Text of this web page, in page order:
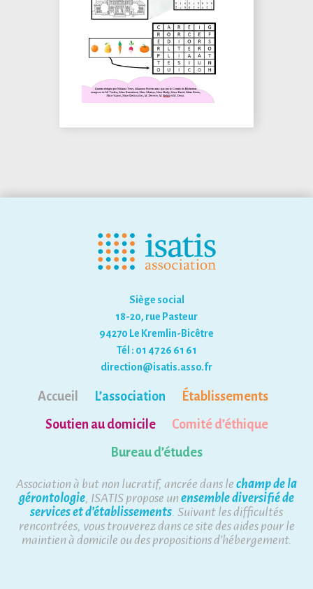
Siège social
18-20, rue Pasteur
94270 Le Kremlin-Bicêtre
Tél : 01 47 26 61 61
direction@isatis.asso.fr
Accueil L’association
Établissements
Soutien au domicile
Comité d’éthique
Bureau d’études
Association à but non lucratif, ancrée dans le champ de la
gérontologie, ISATIS propose un ensemble diversifié de
services et d’établissements. Suivant les difficultés
rencontrées, vous trouverez dans ce site des aides pour le
maintien à domicile ou des propositions d’hébergement.